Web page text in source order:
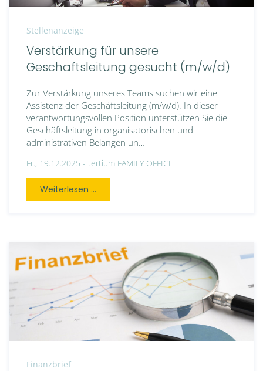
Stellenanzeige
Verstärkung für unsere
Geschäftsleitung gesucht (m/w/d)
Zur Verstärkung unseres Teams suchen wir eine
Assistenz der Geschäftsleitung (m/w/d). In dieser
verantwortungsvollen Position unterstützen Sie die
Geschäftsleitung in organisatorischen und
administrativen Belangen un…
Fr., 19.12.2025 - tertium FAMILY OFFICE
Weiterlesen ...
Finanzbrief